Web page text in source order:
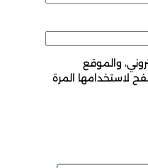
والموقع
لاستخدامها المرة